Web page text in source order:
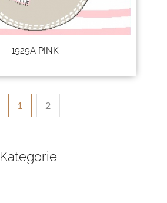
1929A PINK
1 2
Kategorie